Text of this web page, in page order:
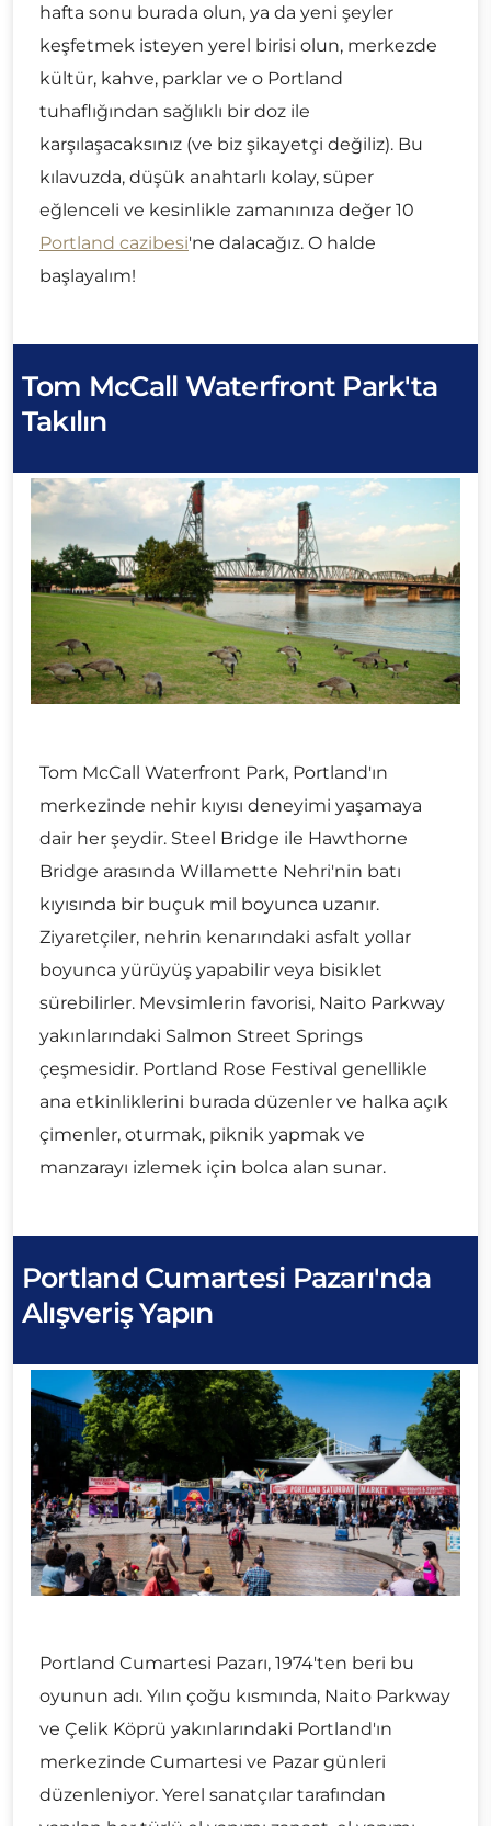
hafta sonu burada olun, ya da yeni şeyler
keşfetmek isteyen yerel birisi olun, merkezde
kültür, kahve, parklar ve o Portland
tuhaflığından sağlıklı bir doz ile
karşılaşacaksınız (ve biz şikayetçi değiliz). Bu
kılavuzda, düşük anahtarlı kolay, süper
eğlenceli ve kesinlikle zamanınıza değer 10
Portland cazibesi'ne dalacağız. O halde
başlayalım!
Tom McCall Waterfront Park'ta
Takılın
Tom McCall Waterfront Park, Portland'ın
merkezinde nehir kıyısı deneyimi yaşamaya
dair her şeydir. Steel Bridge ile Hawthorne
Bridge arasında Willamette Nehri'nin batı
kıyısında bir buçuk mil boyunca uzanır.
Ziyaretçiler, nehrin kenarındaki asfalt yollar
boyunca yürüyüş yapabilir veya bisiklet
sürebilirler. Mevsimlerin favorisi, Naito Parkway
yakınlarındaki Salmon Street Springs
çeşmesidir. Portland Rose Festival genellikle
ana etkinliklerini burada düzenler ve halka açık
çimenler, oturmak, piknik yapmak ve
manzarayı izlemek için bolca alan sunar.
Portland Cumartesi Pazarı'nda
Alışveriş Yapın
Portland Cumartesi Pazarı, 1974'ten beri bu
oyunun adı. Yılın çoğu kısmında, Naito Parkway
ve Çelik Köprü yakınlarındaki Portland'ın
merkezinde Cumartesi ve Pazar günleri
düzenleniyor. Yerel sanatçılar tarafından